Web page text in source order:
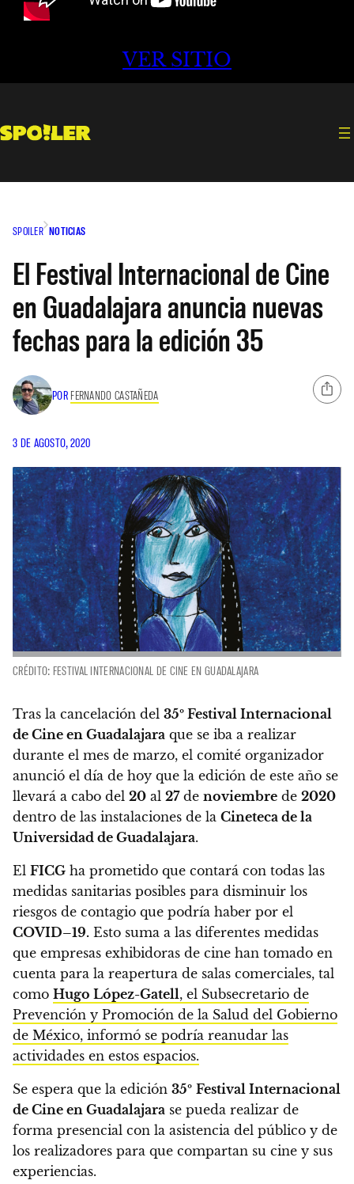
VER SITIO
SPOILER NOTICIAS
El Festival Internacional de Cine
en Guadalajara anuncia nuevas
fechas para la edición 35
POR FERNANDO CASTAÑEDA
3 DE AGOSTO, 2020
CRÉDITO: FESTIVAL INTERNACIONAL DE CINE EN GUADALAJARA
Tras la cancelación del 35º Festival Internacional
de Cine en Guadalajara que se iba a realizar
durante el mes de marzo, el comité organizador
anunció el día de hoy que la edición de este año se
llevará a cabo del 20 al 27de noviembre de 2020
dentro de las instalaciones de la Cineteca de la
Universidad de Guadalajara.
El FICG ha prometido que contará con todas las
medidas sanitarias posibles para disminuir los
riesgos de contagio que podría haber por el
COVID–19. Esto suma a las diferentes medidas
que empresas exhibidoras de cine han tomado en
cuenta para la reapertura de salas comerciales, tal
como Hugo López-Gatell, el Subsecretario de
Prevención y Promoción de la Salud del Gobierno
de México, informó se podría reanudar las
actividades en estos espacios.
Se espera que la edición 35º Festival Internacional
de Cine en Guadalajara se pueda realizar de
forma presencial con la asistencia del público y de
los realizadores para que compartan su cine y sus
experiencias.